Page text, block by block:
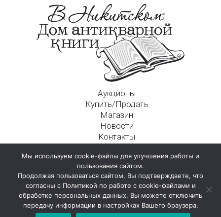
Аукционы
Купить/Продать
Магазин
Новости
Контакты
125009, г. Москва, Никитский пер., д. 4а, стр. 1
Мы используем cookie-файлы для улучшения работы и
пользования сайтом.
Продолжая пользоваться сайтом, Вы подтверждаете, что
согласны с Политикой по работе с cookie-файлами и
обработке персональных данных. Вы можете отключить
передачу информации в настройках Вашего браузера.